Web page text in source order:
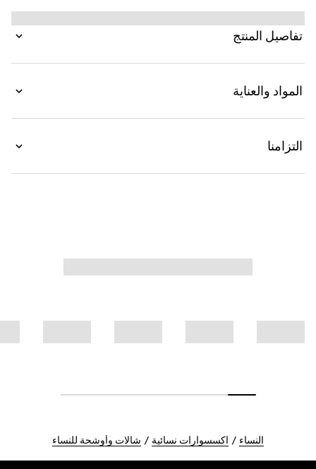
تفاصيل المنتج
المواد والعناية
التزامنا
النساء اكسسوارات نسائية شالات وأوشحة للنساء